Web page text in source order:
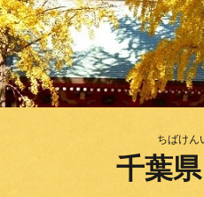
ちばけん
千葉